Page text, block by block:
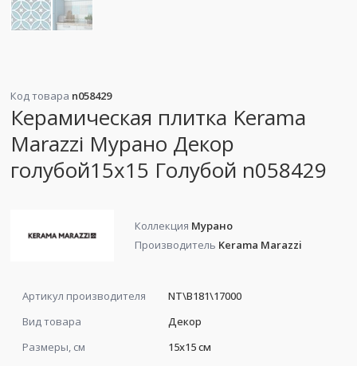
Код товара n058429
Керамическая плитка Kerama
Marazzi Мурано Декор
голубой15x15 Голубой n058429
Коллекция Мурано
Производитель Kerama Marazzi
Артикул производителя
NT\B181\17000
Вид товара
Декор
Размеры, см
15x15 см